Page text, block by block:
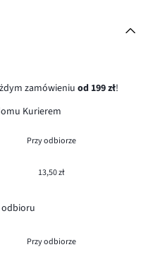
zamówieniu od 199 zł!
Kurierem
Przy odbiorze
13,50 zł
Przy odbiorze